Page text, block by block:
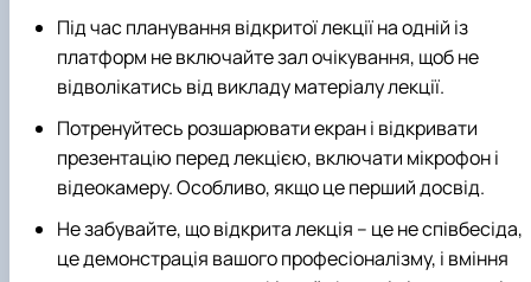
Під час планування відкритої лекції на одній із
платформ не включайте зал очікування, щоб не
відволікатись від викладу матеріалу лекції.
Потренуйтесь розшарювати екран і відкривати
презентацію перед лекцією, включати мікрофон і
відеокамеру. Особливо, якщо це перший досвід.
Не забувайте, що відкрита лекція – це не співбесіда,
це демонстрація вашого професіоналізму, і вміння